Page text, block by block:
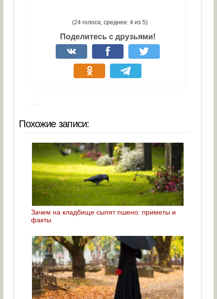
(24 голоса, среднее: 4 из 5)
Поделитесь с друзьями!
Похожие записи:
Зачем на кладбище сыпят пшено: приметы и
факты